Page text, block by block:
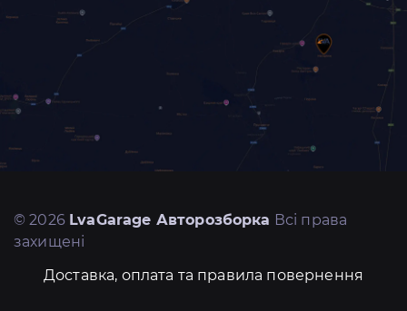
© 2026 LvaGarage Авторозборка Всі права
захищені
Доставка, оплата та правила повернення